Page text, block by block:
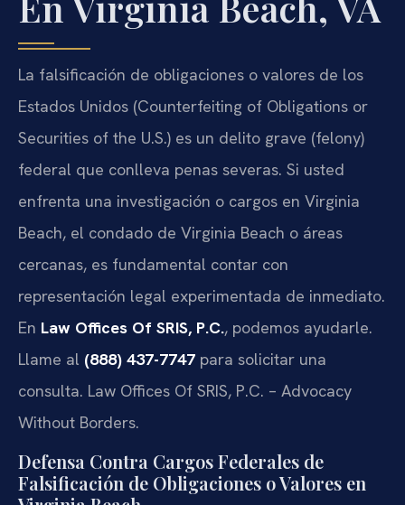
La falsificación de obligaciones o valores de los
Estados Unidos (Counterfeiting of Obligations or
Securities of the U.S.) es un delito grave (felony)
federal que conlleva penas severas. Si usted
enfrenta una investigación o cargos en Virginia
Beach, el condado de Virginia Beach o áreas
cercanas, es fundamental contar con
representación legal experimentada de inmediato.
En Law Offices Of SRIS, P.C., podemos ayudarle.
Llame al (888) 437-7747 para solicitar una
consulta. Law Offices Of SRIS, P.C. – Advocacy
Without Borders.
Defensa Contra Cargos Federales de
Falsificación de Obligaciones o Valores en